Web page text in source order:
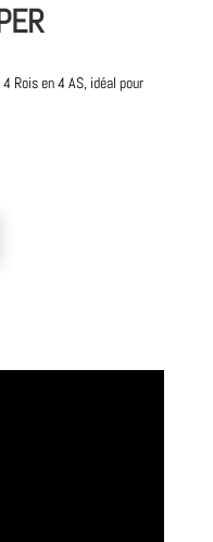
Rois en 4 AS, idéal pour